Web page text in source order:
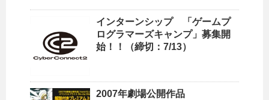
インターンシップ 「ゲームプ
ログラマーズキャンプ」募集開
始！！（締切：7/13）
2007年劇場公開作品